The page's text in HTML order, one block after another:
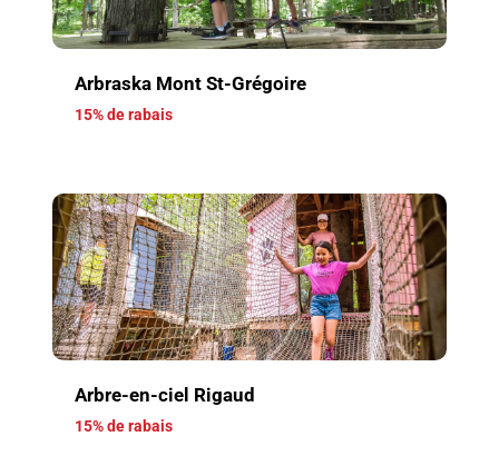
Arbraska Mont St-Grégoire
15% de rabais
Arbre-en-ciel Rigaud
15% de rabais